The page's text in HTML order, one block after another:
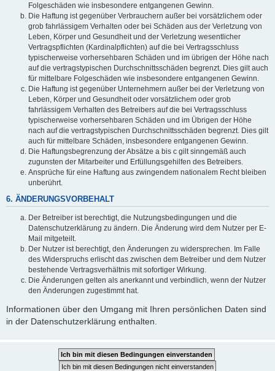
Folgeschäden wie insbesondere entgangenen Gewinn.
Die Haftung ist gegenüber Verbrauchern außer bei vorsätzlichem oder
grob fahrlässigem Verhalten oder bei Schäden aus der Verletzung von
Leben, Körper und Gesundheit und der Verletzung wesentlicher
Vertragspflichten (Kardinalpflichten) auf die bei Vertragsschluss
typischerweise vorhersehbaren Schäden und im übrigen der Höhe nach
auf die vertragstypischen Durchschnittsschäden begrenzt. Dies gilt auch
für mittelbare Folgeschäden wie insbesondere entgangenen Gewinn.
Die Haftung ist gegenüber Unternehmern außer bei der Verletzung von
Leben, Körper und Gesundheit oder vorsätzlichem oder grob
fahrlässigem Verhalten des Betreibers auf die bei Vertragsschluss
typischerweise vorhersehbaren Schäden und im Übrigen der Höhe
nach auf die vertragstypischen Durchschnittsschäden begrenzt. Dies gilt
auch für mittelbare Schäden, insbesondere entgangenen Gewinn.
Die Haftungsbegrenzung der Absätze a bis c gilt sinngemäß auch
zugunsten der Mitarbeiter und Erfüllungsgehilfen des Betreibers.
Ansprüche für eine Haftung aus zwingendem nationalem Recht bleiben
unberührt.
6. ÄNDERUNGSVORBEHALT
Der Betreiber ist berechtigt, die Nutzungsbedingungen und die
Datenschutzerklärung zu ändern. Die Änderung wird dem Nutzer per E-
Mail mitgeteilt.
Der Nutzer ist berechtigt, den Änderungen zu widersprechen. Im Falle
des Widerspruchs erlischt das zwischen dem Betreiber und dem Nutzer
bestehende Vertragsverhältnis mit sofortiger Wirkung.
Die Änderungen gelten als anerkannt und verbindlich, wenn der Nutzer
den Änderungen zugestimmt hat.
Informationen über den Umgang mit Ihren persönlichen Daten sind
in der Datenschutzerklärung enthalten.